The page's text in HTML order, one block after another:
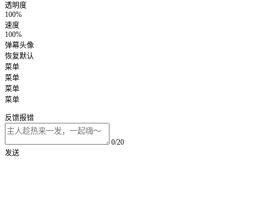
透明度
100%
速度
100%
弹幕头像
恢复默认
菜单
菜单
菜单
菜单
反馈报错
0/20
发送